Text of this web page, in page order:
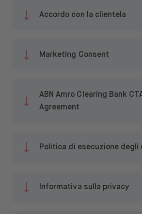
Azioni ed ETF
Lavora con noi
Aiuto
Accordo con la clientela
Marketing Consent
ABN Amro Clearing Bank
Agreement
Politica di esecuzione degli
Informativa sulla privacy